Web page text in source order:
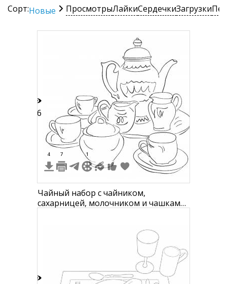
Сорт:Новые ПросмотрыЛайкиСердечкиЗагрузки
26
4 7 1
Чайный набор с чайником,
сахарницей, молочником и чашками